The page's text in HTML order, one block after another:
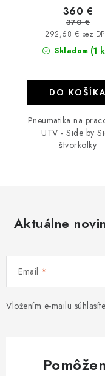
Skladom (1
292,68 € bez
360 €
370 €
DO KOŠÍKA
Pneumatika na
UTV - Side by
štvorkolky
Aktuálne
Email
Vložením e-mailu